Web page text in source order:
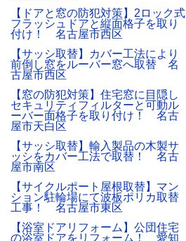
【ドアと窓の防犯対策】2ロック式
フラッシュドアと縦面格子を取り
付け！ 名古屋市西区
【サッシ取替】カバー工法により
前倒し窓をルーバー窓へ取替 名
古屋市西区
【窓の防犯対策】住宅窓に目隠し
セキュリティフィルターと可動ル
ーバー面格子を取り付け！ 名古
屋市天白区
【サッシ取替】輸入製品の木製サ
ッシをカバー工法で取替！ 名古
屋市南区
【サイクルポート屋根取替】マン
ション駐輪場にて波板ポリカ取替
工事！ 名古屋市東区
【浴室ドアリフォーム】公団住宅
の浴室ドアをリフォーム！ 愛知